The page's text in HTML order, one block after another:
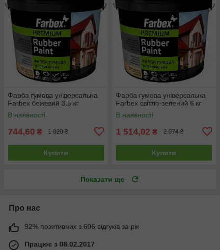
Фарба гумова універсальна
Farbex бежевий 3.5 кг
В наявності
744,60 ₴ 1 020 ₴
Купити
Фарба гумова універсальна
Farbex світло-зелений 6 кг
В наявності
1 514,02 ₴ 2 074 ₴
Купити
Показати ще
Про нас
92% позитивних з 606 відгуків за рік
Працює з 08.02.2017